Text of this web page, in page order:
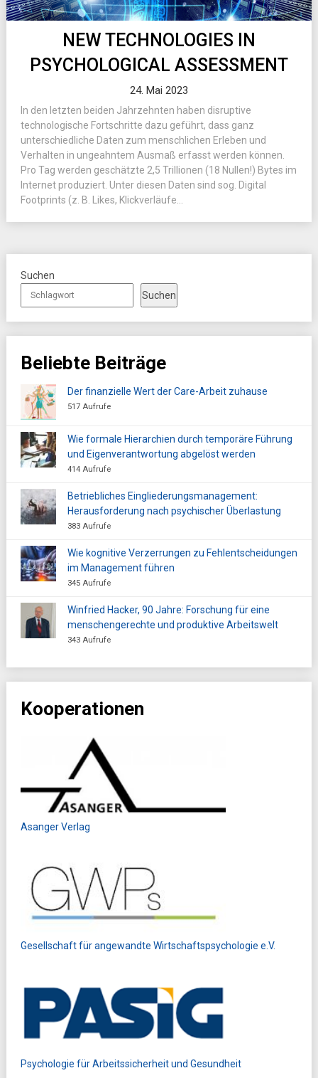
NEW TECHNOLOGIES IN
PSYCHOLOGICAL ASSESSMENT
24. Mai 2023
In den letzten beiden Jahrzehnten haben disruptive
technologische Fortschritte dazu geführt, dass ganz
unterschiedliche Daten zum menschlichen Erleben und
Verhalten in ungeahntem Ausmaß erfasst werden können.
Pro Tag werden geschätzte 2,5 Trillionen (18 Nullen!) Bytes im
Internet produziert. Unter diesen Daten sind sog. Digital
Footprints (z. B. Likes, Klickverläufe...
Suchen
Suchen
Beliebte Beiträge
Der finanzielle Wert der Care-Arbeit zuhause
517 Aufrufe
Wie formale Hierarchien durch temporäre Führung
und Eigenverantwortung abgelöst werden
414 Aufrufe
Betriebliches Eingliederungsmanagement:
Herausforderung nach psychischer Überlastung
383 Aufrufe
Wie kognitive Verzerrungen zu Fehlentscheidungen
im Management führen
345 Aufrufe
Winfried Hacker, 90 Jahre: Forschung für eine
menschengerechte und produktive Arbeitswelt
343 Aufrufe
Kooperationen
Asanger Verlag
Gesellschaft für angewandte Wirtschaftspsychologie e.V.
Psychologie für Arbeitssicherheit und Gesundheit